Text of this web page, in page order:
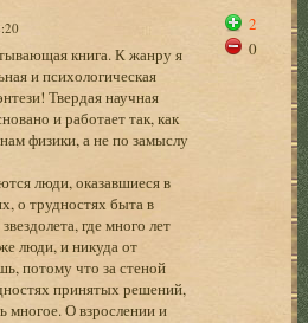
книга. К жанру я
и психологическая
Твердая научная
и работает так, как
физики, а не по замыслу
люди, оказавшиеся в
о трудностях быта в
где много лет
люди, и никуда от
потому что за стеной
принятых решений,
многое. О взрослении и
2
0